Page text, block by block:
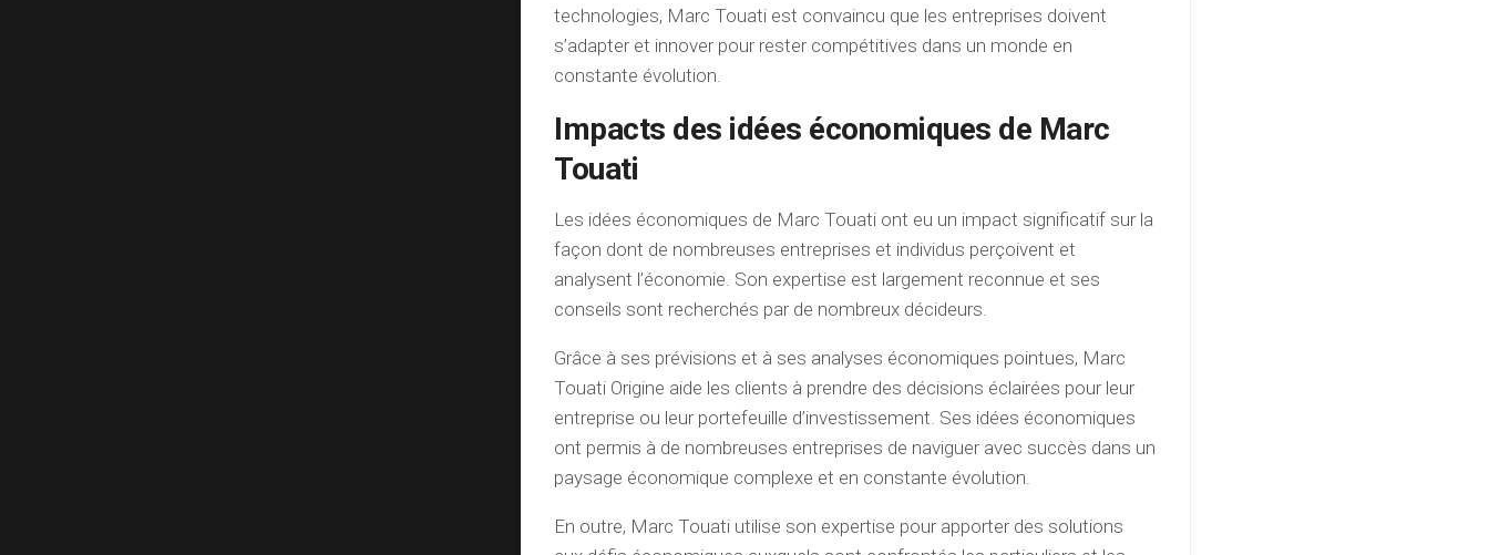
technologies, Marc Touati est convaincu que les entreprises doivent
s’adapter et innover pour rester compétitives dans un monde en
constante évolution.
Impacts des idées économiques de Marc
Touati
Les idées économiques de Marc Touati ont eu un impact significatif sur la
façon dont de nombreuses entreprises et individus perçoivent et
analysent l’économie. Son expertise est largement reconnue et ses
conseils sont recherchés par de nombreux décideurs.
Grâce à ses prévisions et à ses analyses économiques pointues, Marc
Touati Origine aide les clients à prendre des décisions éclairées pour leur
entreprise ou leur portefeuille d’investissement. Ses idées économiques
ont permis à de nombreuses entreprises de naviguer avec succès dans un
paysage économique complexe et en constante évolution.
En outre, Marc Touati utilise son expertise pour apporter des solutions